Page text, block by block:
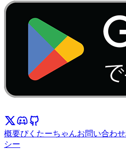
概要ぴくたーちゃんお問い合わせ
シー